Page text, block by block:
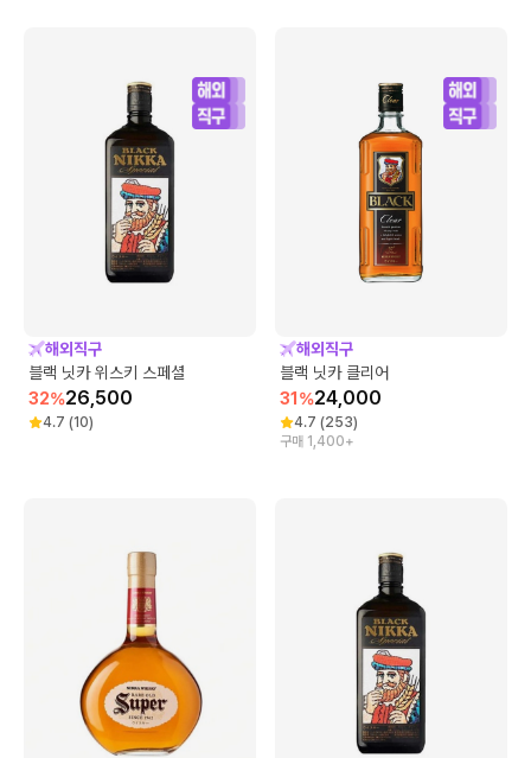
해외직구
블랙 닛카 위스키 스페셜
32%26,500
4.7 (10)
해외직구
블랙 닛카 클리어
31 %24,000
4.7 (253)
구매 1,400+